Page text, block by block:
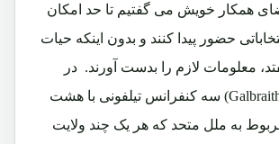
همکار خویش می گفتیم تا حد امکان
حضور پیدا کنند و بدون اینکه حیات
معلومات لازم را بدست آورند. در
آنروز گالبریت (Galbraith) سه کنفرانس تیلفونی با هشت
به ملل متحد که هر یک چند ولایت